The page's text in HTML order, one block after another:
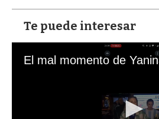
Te puede interesar